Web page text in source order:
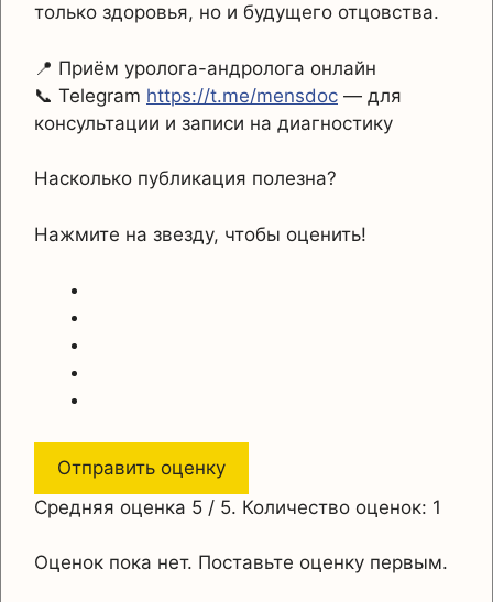
только здоровья, но и будущего отцовства.
📍 Приём уролога-андролога онлайн
📞 Telegram https://t.me/mensdoc — для
консультации и записи на диагностику
Насколько публикация полезна?
Нажмите на звезду, чтобы оценить!
Отправить оценку
Средняя оценка 5 / 5. Количество оценок: 1
Оценок пока нет. Поставьте оценку первым.